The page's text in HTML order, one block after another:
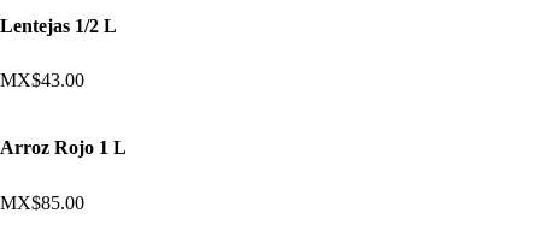
Lentejas 1/2 L
MX$43.00
Arroz Rojo 1 L
MX$85.00